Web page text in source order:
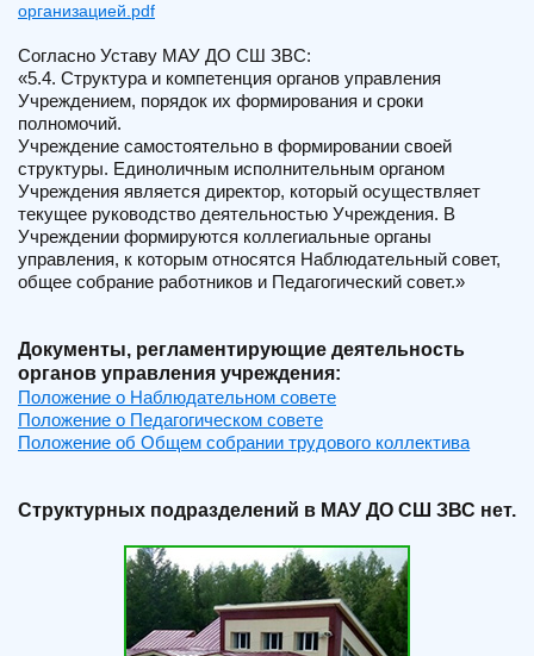
организацией.pdf
Согласно Уставу МАУ ДО СШ ЗВС:
«5.4. Структура и компетенция органов управления
Учреждением, порядок их формирования и сроки
полномочий.
Учреждение самостоятельно в формировании своей
структуры. Единоличным исполнительным органом
Учреждения является директор, который осуществляет
текущее руководство деятельностью Учреждения. В
Учреждении формируются коллегиальные органы
управления, к которым относятся Наблюдательный совет,
общее собрание работников и Педагогический совет.»
Документы, регламентирующие деятельность
органов управления учреждения:
Положение о Наблюдательном совете
Положение о Педагогическом совете
Положение об Общем собрании трудового коллектива
Структурных подразделений в МАУ ДО СШ ЗВС нет.